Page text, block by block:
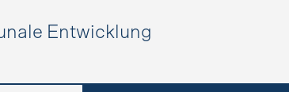
Entwicklung